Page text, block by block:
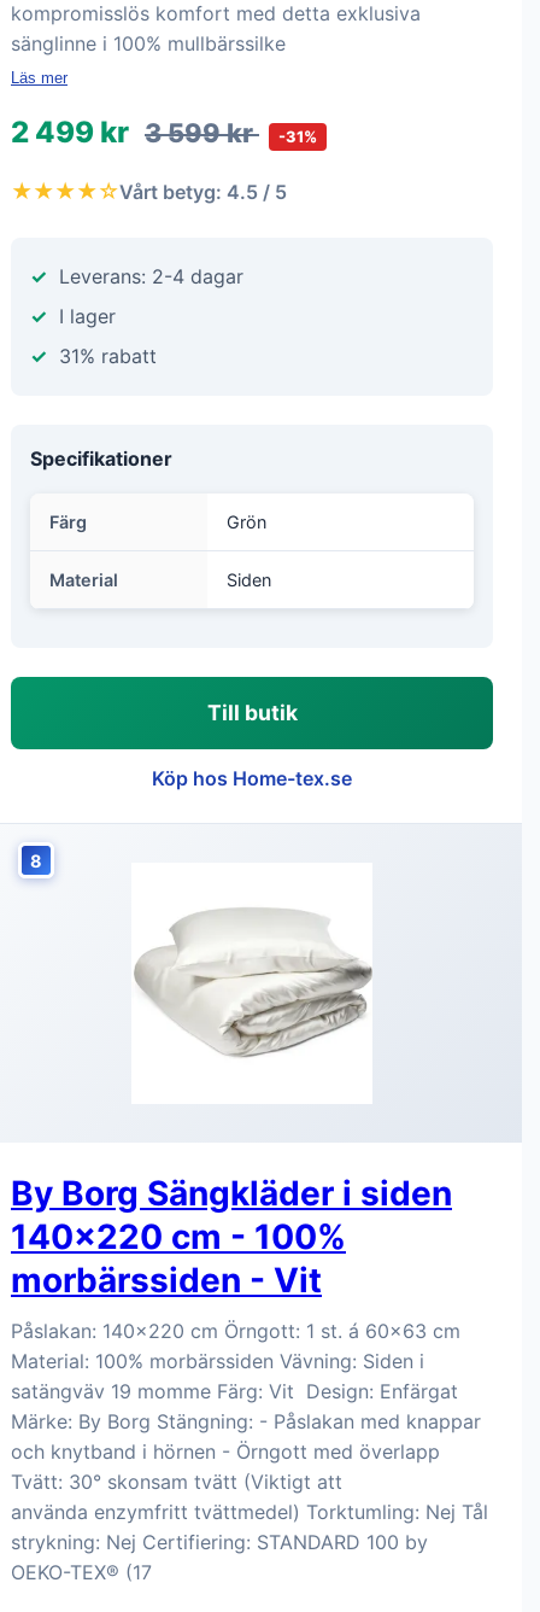
kompromisslös komfort med detta exklusiva
sänglinne i 100% mullbärssilke
Läs mer
2 499 kr 3 599 kr -31%
★★★★☆Vårt betyg: 4.5 / 5
Leverans: 2-4 dagar
I lager
31% rabatt
Specifikationer
Färg Grön
Material Siden
Till butik
Köp hos Home-tex.se
8
By Borg Sängkläder i siden
140x220 cm - 100%
morbärssiden - Vit
Påslakan: 140x220 cm Örngott: 1 st. á 60x63 cm
Material: 100% morbärssiden Vävning: Siden i
satängväv 19 momme Färg: Vit Design: Enfärgat
Märke: By Borg Stängning: - Påslakan med knappar
och knytband i hörnen - Örngott med överlapp
Tvätt: 30° skonsam tvätt (Viktigt att
använda enzymfritt tvättmedel) Torktumling: Nej Tål
strykning: Nej Certifiering: STANDARD 100 by
OEKO-TEX® (17